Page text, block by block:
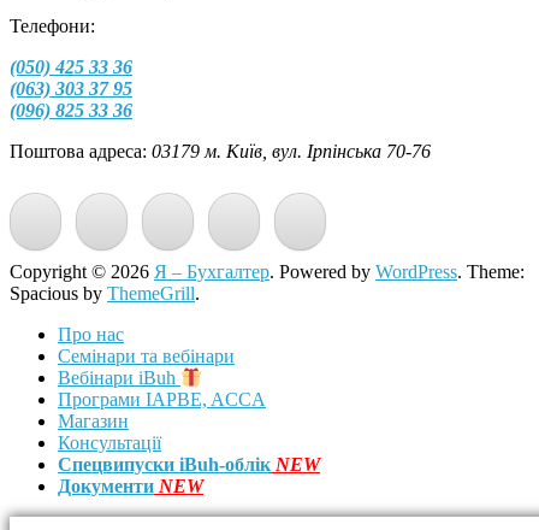
Телефони:
(050) 425 33 36
(063) 303 37 95
(096) 825 33 36
Поштова адреса: 03179 м. Київ, вул. Ірпінська 70-76
Copyright © 2026 Я – Бухгалтер. Powered by WordPress. Theme:
Spacious by ThemeGrill.
Про нас
Семінари та вебінари
Вебінари iBuh
Програми IAPBE, ACCA
Магазин
Консультації
Спецвипуски iBuh-облік NEW
Документи NEW